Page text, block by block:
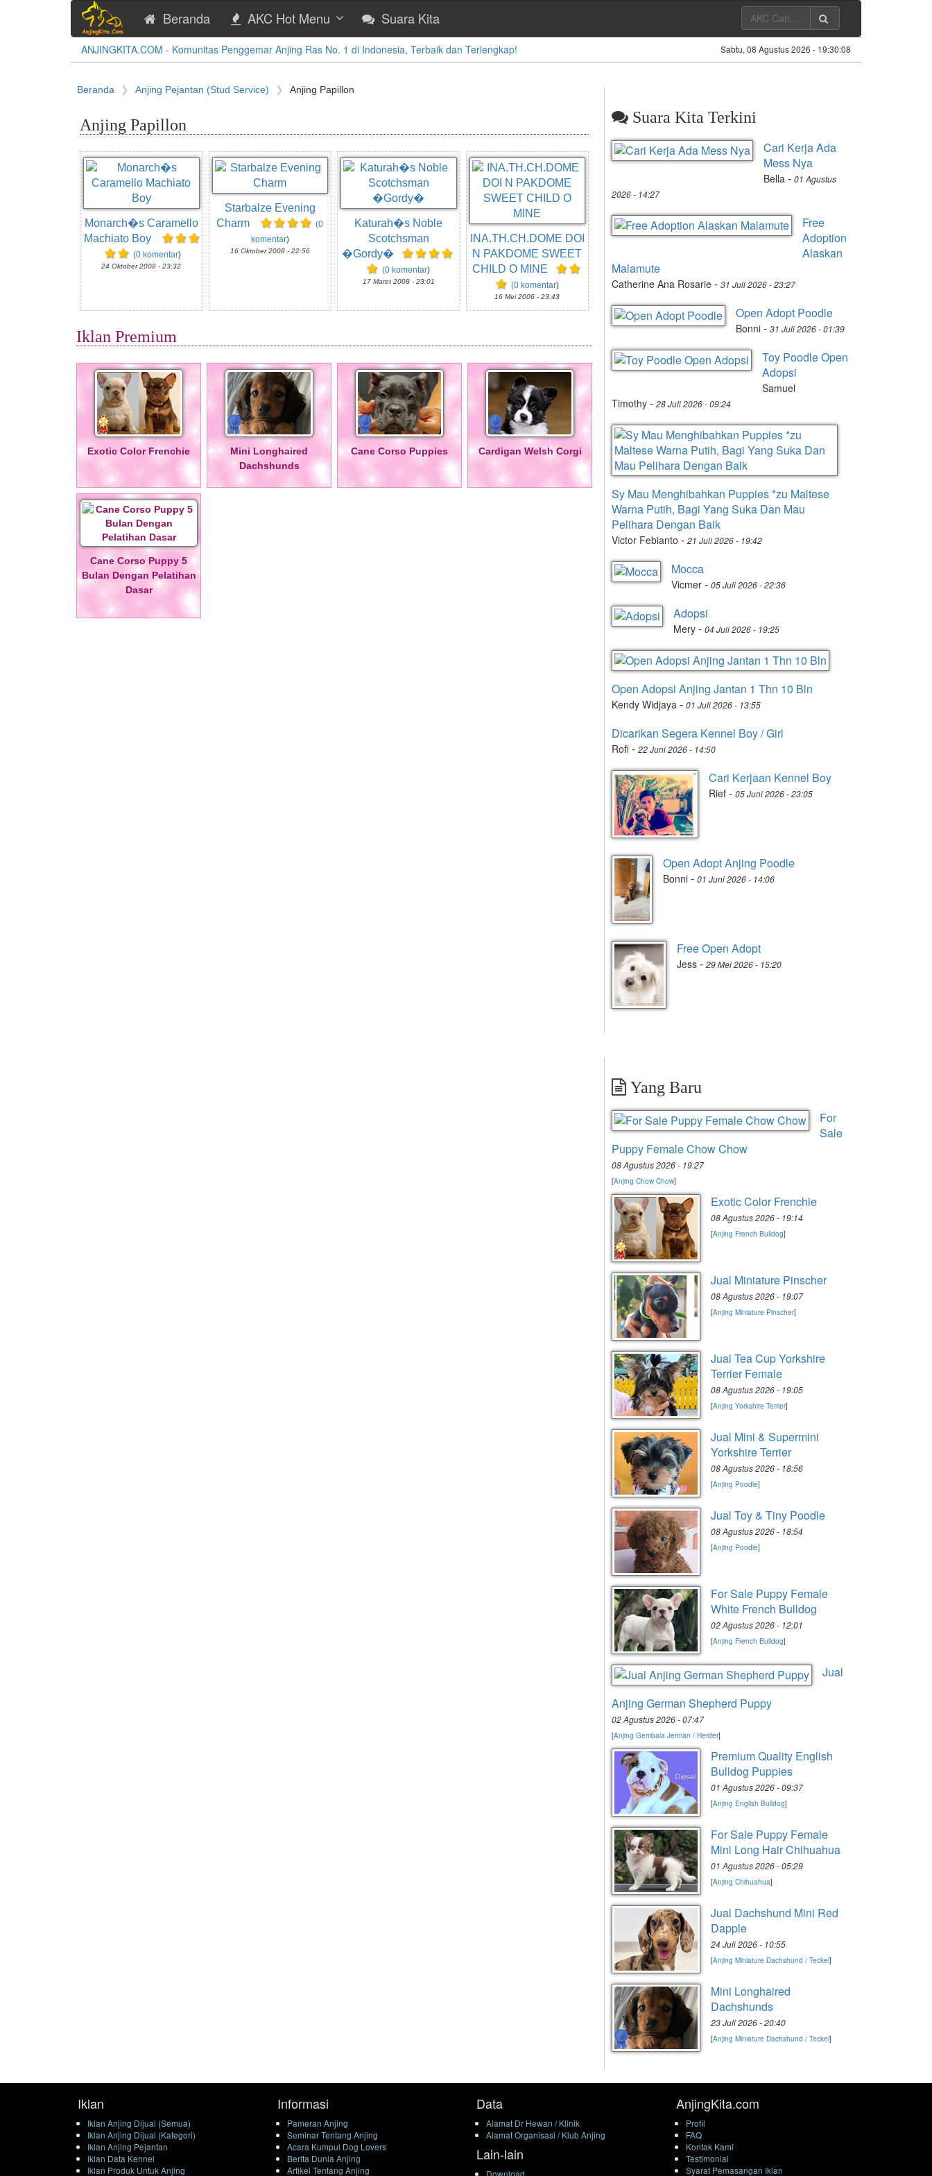
Beranda AKC Hot Menu Suara Kita
ANJINGKITA.COM - Komunitas Penggemar Anjing Ras No. 1 di Indonesia, Terbaik dan Terlengkap! Sabtu, 08 Agustus 2026 - 19:30:08
Beranda Anjing Pejantan (Stud Service) Anjing Papillon
Anjing Papillon
Monarch�s Caramello
Machiato Boy
(0 komentar)
24 Oktober 2008 - 23:32
Starbalze Evening
Charm
(0
komentar)
16 Oktober 2008 - 22:56
Katurah�s Noble
Scotchsman
�Gordy�
(0 komentar)
17 Maret 2008 - 23:01
INA.TH.CH.DOME DOI
N PAKDOME SWEET
CHILD O MINE
(0 komentar)
16 Mei 2006 - 23:43
Iklan Premium
Exotic Color Frenchie
Mini Longhaired
Dachshunds
Cane Corso Puppies Cardigan Welsh Corgi
Cane Corso Puppy 5
Bulan Dengan Pelatihan
Dasar
Suara Kita Terkini
Cari Kerja Ada
Mess Nya
Bella - 01 Agustus
2026 - 14:27
Free
Adoption
Alaskan
Malamute
Catherine Ana Rosarie - 31 Juli 2026 - 23:27
Open Adopt Poodle
Bonni - 31 Juli 2026 - 01:39
Toy Poodle Open
Adopsi
Samuel
Timothy - 28 Juli 2026 - 09:24
Sy Mau Menghibahkan Puppies *zu Maltese
Warna Putih, Bagi Yang Suka Dan Mau
Pelihara Dengan Baik
Victor Febianto - 21 Juli 2026 - 19:42
Mocca
Vicmer - 05 Juli 2026 - 22:36
Adopsi
Mery - 04 Juli 2026 - 19:25
Open Adopsi Anjing Jantan 1 Thn 10 Bln
Kendy Widjaya - 01 Juli 2026 - 13:55
Dicarikan Segera Kennel Boy / Girl
Rofi - 22 Juni 2026 - 14:50
Cari Kerjaan Kennel Boy
Rief - 05 Juni 2026 - 23:05
Open Adopt Anjing Poodle
Bonni - 01 Juni 2026 - 14:06
Free Open Adopt
Jess - 29 Mei 2026 - 15:20
Yang Baru
For
Sale
Puppy Female Chow Chow
08 Agustus 2026 - 19:27
[Anjing Chow Chow]
Exotic Color Frenchie
08 Agustus 2026 - 19:14
[Anjing French Bulldog]
Jual Miniature Pinscher
08 Agustus 2026 - 19:07
[Anjing Miniature Pinscher]
Jual Tea Cup Yorkshire
Terrier Female
08 Agustus 2026 - 19:05
[Anjing Yorkshire Terrier]
Jual Mini & Supermini
Yorkshire Terrier
08 Agustus 2026 - 18:56
[Anjing Poodle]
Jual Toy & Tiny Poodle
08 Agustus 2026 - 18:54
[Anjing Poodle]
For Sale Puppy Female
White French Bulldog
02 Agustus 2026 - 12:01
[Anjing French Bulldog]
Jual
Anjing German Shepherd Puppy
02 Agustus 2026 - 07:47
[Anjing Gembala Jerman / Herder]
Premium Quality English
Bulldog Puppies
01 Agustus 2026 - 09:37
[Anjing English Bulldog]
For Sale Puppy Female
Mini Long Hair Chihuahua
01 Agustus 2026 - 05:29
[Anjing Chihuahua]
Jual Dachshund Mini Red
Dapple
24 Juli 2026 - 10:55
[Anjing Miniature Dachshund / Teckel]
Mini Longhaired
Dachshunds
23 Juli 2026 - 20:40
[Anjing Miniature Dachshund / Teckel]
Iklan
Iklan Anjing Dijual (Semua)
Iklan Anjing Dijual (Kategori)
Iklan Anjing Pejantan
Iklan Data Kennel
Iklan Produk Untuk Anjing
Informasi
Pameran Anjing
Seminar Tentang Anjing
Acara Kumpul Dog Lovers
Berita Dunia Anjing
Artikel Tentang Anjing
Data
Alamat Dr Hewan / Klinik
Alamat Organisasi / Klub Anjing
Lain-lain
Download
AnjingKita.com
Profil
FAQ
Kontak Kami
Testimonial
Syarat Pemasangan Iklan